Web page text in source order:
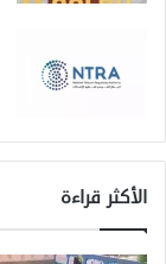
الأكثر قراءة